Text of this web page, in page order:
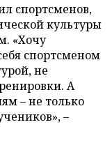
спортсменов,
культуры
«Хочу
спортсменом
не
А
– не только
–